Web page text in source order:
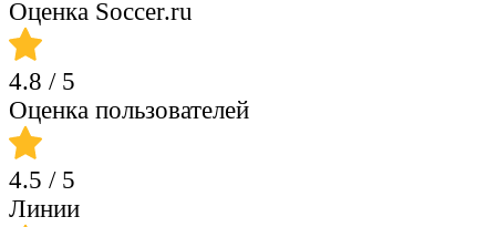
Оценка Soccer.ru
4.8 / 5
Оценка пользователей
4.5 / 5
Линии